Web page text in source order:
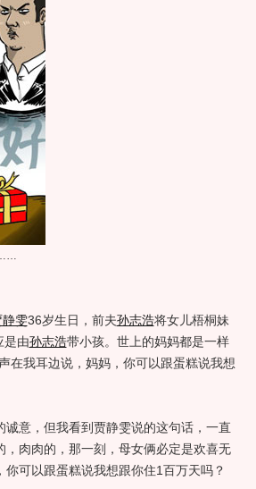
……
静雯36岁生日，前夫孙志浩将女儿梧桐妹
是由孙志浩带小孩。世上的妈妈都是一样
在我耳边说，妈妈，你可以跟蛋糕说我想
意，但我看到贾静雯说的这句话，一直
肉肉的，那一刻，母女俩必定是欢喜无
可以跟蛋糕说我想跟你住1百万天吗？